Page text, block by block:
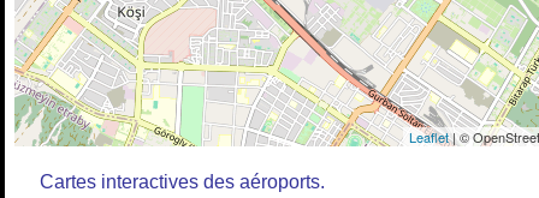
Leaflet| ©
Cartes interactives des aéroports.